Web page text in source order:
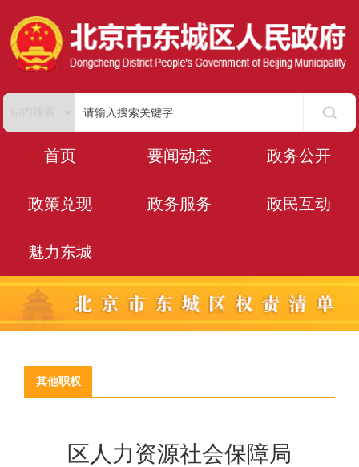
首页 要闻动态 政务公开
政策兑现 政务服务 政民互动
魅力东城
其他职权
区人力资源社会保障局